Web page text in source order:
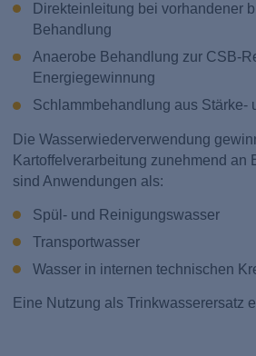
Direkteinleitung bei vorhandener
Behandlung
Anaerobe Behandlung zur CSB-
Energiegewinnung
Schlammbehandlung aus Stärke-
Die Wasserwiederverwendung
Kartoffelverarbeitung zunehmend an
sind Anwendungen als:
Spül- und Reinigungswasser
Transportwasser
Wasser in internen technischen
Eine Nutzung als Trinkwasserersatz